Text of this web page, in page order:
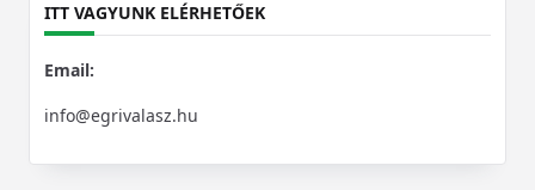
ITT VAGYUNK ELÉRHETŐEK
Email:
info@egrivalasz.hu